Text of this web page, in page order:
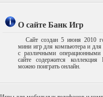
О сайте Банк Игр
Сайт создан 5 июня 2010
мини игр для компьютера и
с различными
сайте содержится
можно поиграть онлайн.